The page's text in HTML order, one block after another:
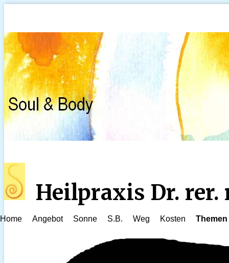
Heilpraxis Dr. rer.
Home Angebot Sonne S.B. Weg Kosten Themen